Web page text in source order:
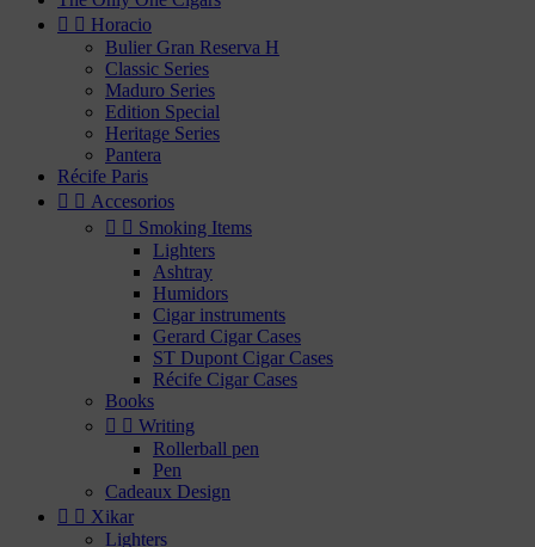
  Horacio
Bulier Gran Reserva H
Classic Series
Maduro Series
Edition Special
Heritage Series
Pantera
Récife Paris
  Accesorios
  Smoking Items
Lighters
Ashtray
Humidors
Cigar instruments
Gerard Cigar Cases
ST Dupont Cigar Cases
Récife Cigar Cases
Books
  Writing
Rollerball pen
Pen
Cadeaux Design
  Xikar
Lighters